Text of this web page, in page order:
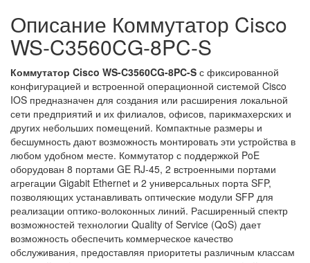
Описание Коммутатор Cisco
WS-C3560CG-8PC-S
Коммутатор Cisco WS-C3560CG-8PC-S с фиксированной
конфигурацией и встроенной операционной системой Cisco
IOS предназначен для создания или расширения локальной
сети предприятий и их филиалов, офисов, парикмахерских и
других небольших помещений. Компактные размеры и
бесшумность дают возможность монтировать эти устройства в
любом удобном месте. Коммутатор с поддержкой PoE
оборудован 8 портами GE RJ-45, 2 встроенными портами
агрегации Gigabit Ethernet и 2 универсальных порта SFP,
позволяющих устанавливать оптические модули SFP для
реализации оптико-волоконных линий. Расширенный спектр
возможностей технологии Quality of Service (QoS) дает
возможность обеспечить коммерческое качество
обслуживания, предоставляя приоритеты различным классам